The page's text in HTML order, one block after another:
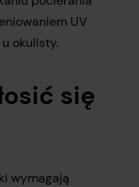
UV
okulisty.
się
wymagają